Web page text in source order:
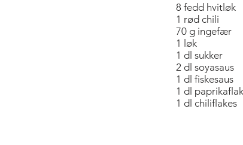
8 fedd hvitløk
1 rød chili
70 g ingefær
1 løk
1 dl sukker
2 dl soyasaus
1 dl fiskesaus
1 dl
1 dl chiliflakes